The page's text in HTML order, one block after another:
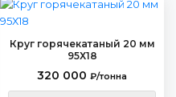
Круг горячекатаный 20 мм
95Х18
320 000 ₽/тонна